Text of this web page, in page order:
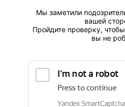
Мы заметили
вашей
Пройдите проверку,
вы не